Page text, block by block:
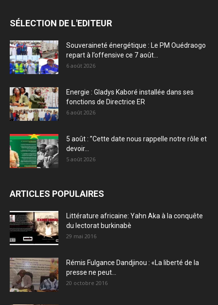
SÉLECTION DE L'EDITEUR
Souveraineté énergétique : Le PM Ouédraogo
repart à l’offensive ce 7 août...
6 août 2026
Energie : Gladys Kaboré installée dans ses
fonctions de Directrice ER
6 août 2026
5 août : ”Cette date nous rappelle notre rôle et
devoir...
5 août 2026
ARTICLES POPULAIRES
Littérature africaine: Yahn Aka à la conquête
du lectorat burkinabè
29 mai 2016
Rémis Fulgance Dandjinou : «La liberté de la
presse ne peut...
20 octobre 2016